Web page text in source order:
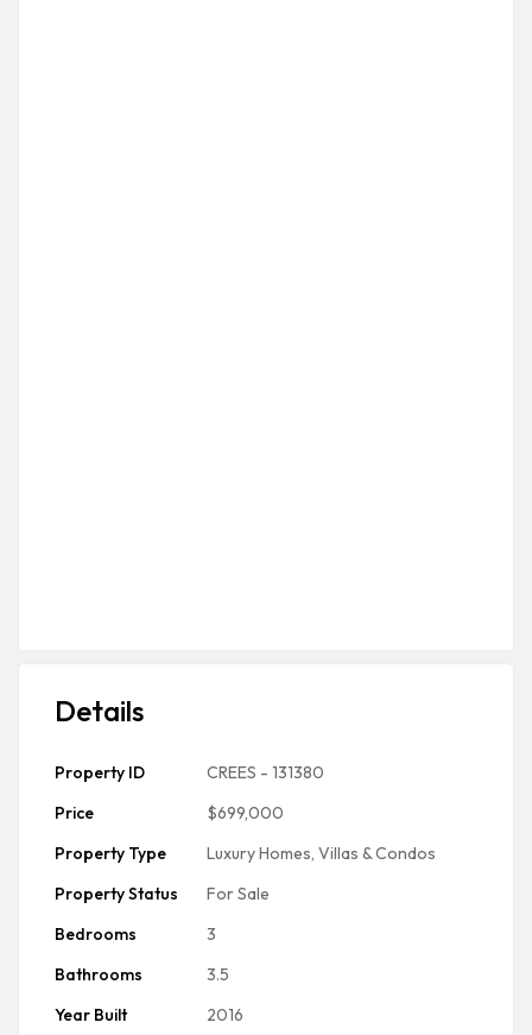
Details
Property ID
CREES - 131380
Price
$699,000
Property Type
Luxury Homes, Villas & Condos
Property Status
For Sale
Bedrooms
3
Bathrooms
3.5
Year Built
2016